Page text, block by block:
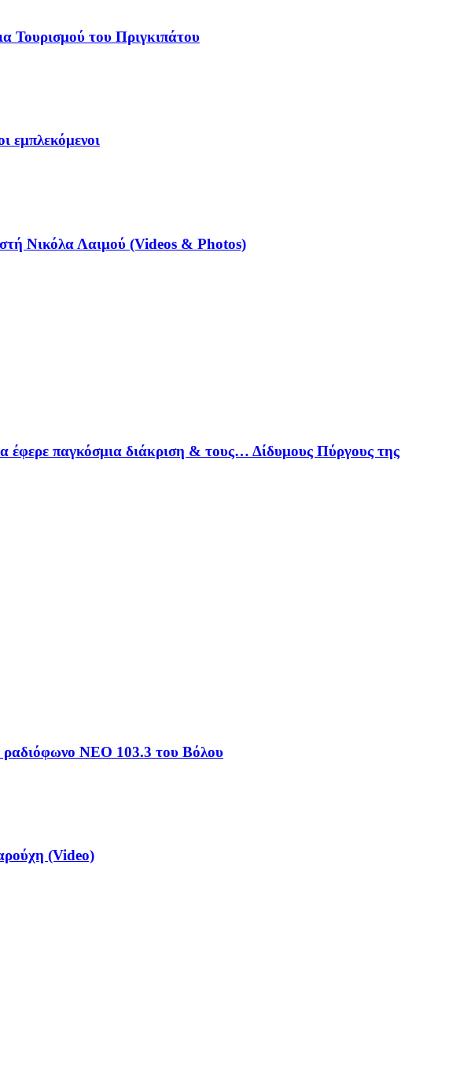
Τουρισμού του Πριγκιπάτου
εμπλεκόμενοι
Νικόλα Λαιμού (Videos & Photos)
έφερε παγκόσμια διάκριση & τους… Δίδυμους Πύργους της
NEO 103.3 του Βόλου
(Video)